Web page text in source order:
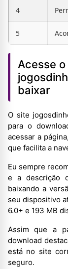
4
5
Acesse
baixar
O site
para o
acessar a
que facilita a
Eu sempre
e a descrição
baixando a
seu dispositivo
6.0+ e 193 MB
Assim que a
download
está no site
seguro.